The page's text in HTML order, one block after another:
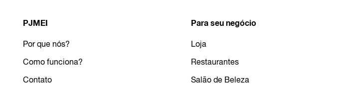
PJMEI
Por que nós?
Como funciona?
Contato
Para seu negócio
Loja
Restaurantes
Salão de Beleza